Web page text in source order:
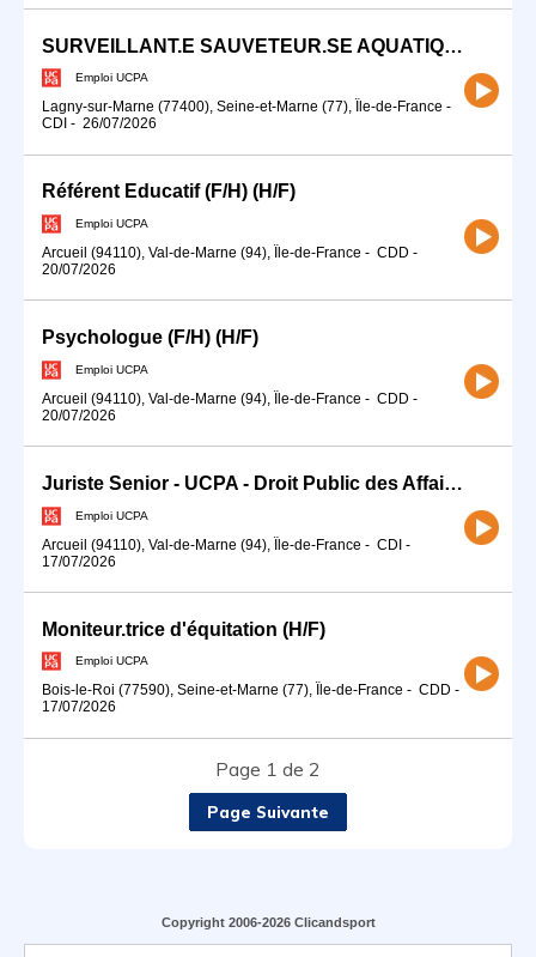
SURVEILLANT.E SAUVETEUR.SE AQUATIQUE (H/F)
Emploi UCPA
Lagny-sur-Marne (77400), Seine-et-Marne (77), Île-de-France -
CDI - 26/07/2026
Référent Educatif (F/H) (H/F)
Emploi UCPA
Arcueil (94110), Val-de-Marne (94), Île-de-France - CDD -
20/07/2026
Psychologue (F/H) (H/F)
Emploi UCPA
Arcueil (94110), Val-de-Marne (94), Île-de-France - CDD -
20/07/2026
Juriste Senior - UCPA - Droit Public des Affaires (H/F)
Emploi UCPA
Arcueil (94110), Val-de-Marne (94), Île-de-France - CDI -
17/07/2026
Moniteur.trice d'équitation (H/F)
Emploi UCPA
Bois-le-Roi (77590), Seine-et-Marne (77), Île-de-France - CDD -
17/07/2026
Page 1 de 2
Page Suivante
Copyright 2006-2026 Clicandsport